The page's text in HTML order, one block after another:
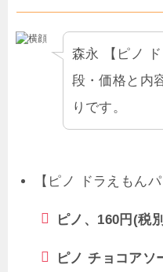
森永 【ピノ
段・価格と内
りです。
【ピノ ドラえもん
ピノ、160円(税
ピノ チョコアソ